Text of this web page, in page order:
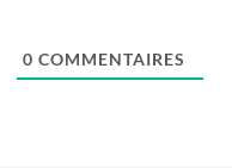
0 COMMENTAIRES